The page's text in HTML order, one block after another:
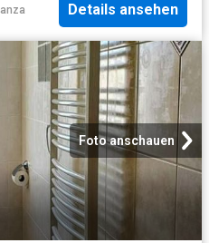
Details ansehen
Foto anschauen